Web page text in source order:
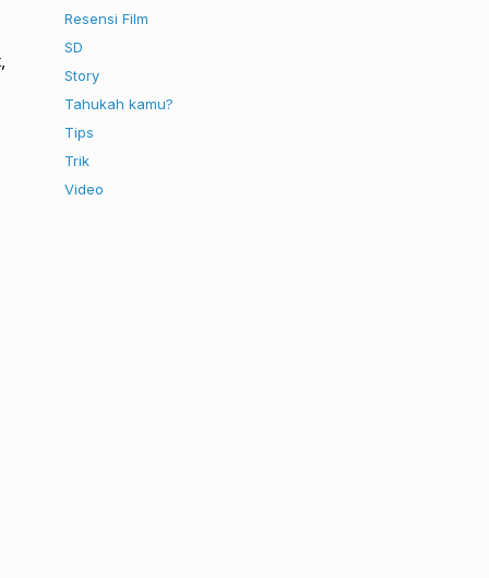
Resensi Film
SD
Story
Tahukah kamu?
Tips
Trik
Video